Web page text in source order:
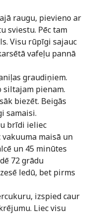
raugu, pievieno ar
sviestu. Pēc tam
Visu rūpīgi sajauc
vafeļu pannā
graudiņiem.
siltajam pienam.
biezēt. Beigās
samaisi.
brīdi ieliec
maisā un
un 45 minūtes
72 grādu
ledū, bet pirms
izspied caur
Liec visu